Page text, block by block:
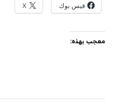
فيس بوك X
معجب بهذه: